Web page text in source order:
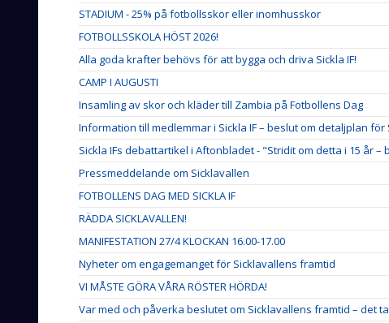
STADIUM - 25% på fotbollsskor eller inomhusskor
FOTBOLLSSKOLA HÖST 2026!
Alla goda krafter behövs för att bygga och driva Sickla IF!
CAMP I AUGUSTI
Insamling av skor och kläder till Zambia på Fotbollens Dag
Information till medlemmar i Sickla IF – beslut om detaljplan
Sickla IFs debattartikel i Aftonbladet - "Stridit om detta i 15 år
Pressmeddelande om Sicklavallen
FOTBOLLENS DAG MED SICKLA IF
RÄDDA SICKLAVALLEN!
MANIFESTATION 27/4 KLOCKAN 16.00-17.00
Nyheter om engagemanget för Sicklavallens framtid
VI MÅSTE GÖRA VÅRA RÖSTER HÖRDA!
Var med och påverka beslutet om Sicklavallens framtid – det